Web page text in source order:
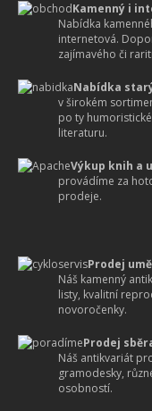
Kamenný i
Nabídka
internetová.
zajímavého či
Nabídka
v širokém
po ty
literaturu.
Výkup knih a
provádíme za
prodeje.
Prodej
Náš kamenný
listy, kvalitní
novoročenky.
Prodej
Náš antikvariát
gramodesky,
osobností.